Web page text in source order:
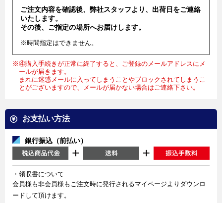
ご注文内容を確認後、弊社スタッフより、出荷日をご連絡
いたします。
その後、ご指定の場所へお届けします。
※時間指定はできません。
※④購入手続きが正常に終了すると、ご登録のメールアドレスにメ
ールが届きます。
まれに迷惑メールに入ってしまうことやブロックされてしまうこ
とがございますので、メールが届かない場合はご連絡下さい。
お支払い方法
銀行振込（前払い）
・領収書について
会員様も非会員様もご注文時に発行されるマイページよりダウンロ
ードして頂けます。